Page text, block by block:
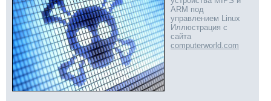
ARM под
управлением Linux
Иллюстрация с
сайта
computerworld.com